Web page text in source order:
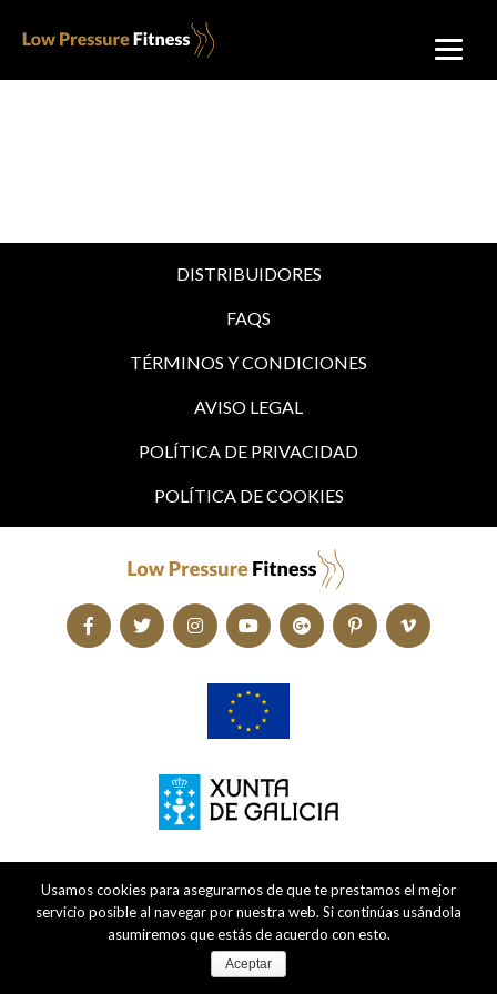
DISTRIBUIDORES
FAQS
TÉRMINOS Y CONDICIONES
AVISO LEGAL
POLÍTICA DE PRIVACIDAD
POLÍTICA DE COOKIES
Usamos cookies para asegurarnos de que te prestamos el mejor
servicio posible al navegar por nuestra web. Si continúas usándola
asumiremos que estás de acuerdo con esto.
Aceptar